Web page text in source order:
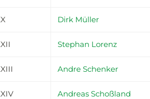
Dirk Müller
Stephan Lorenz
Andre Schenker
Andreas Schoßland